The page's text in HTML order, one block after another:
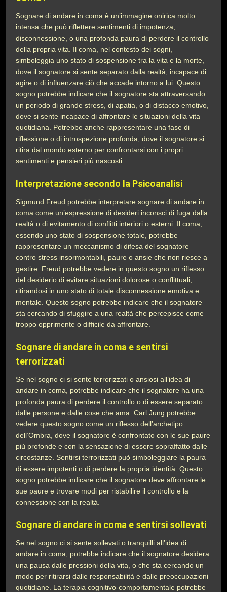
Sognare di andare in coma è un’immagine onirica molto
intensa che può riflettere sentimenti di impotenza,
disconnessione, o una profonda paura di perdere il controllo
della propria vita. Il coma, nel contesto dei sogni,
simboleggia uno stato di sospensione tra la vita e la morte,
dove il sognatore si sente separato dalla realtà, incapace di
agire o di influenzare ciò che accade intorno a lui. Questo
sogno potrebbe indicare che il sognatore sta attraversando
un periodo di grande stress, di apatia, o di distacco emotivo,
dove si sente incapace di affrontare le situazioni della vita
quotidiana. Potrebbe anche rappresentare una fase di
riflessione o di introspezione profonda, dove il sognatore si
ritira dal mondo esterno per confrontarsi con i propri
sentimenti e pensieri più nascosti.
Interpretazione secondo la Psicoanalisi
Sigmund Freud potrebbe interpretare sognare di andare in
coma come un’espressione di desideri inconsci di fuga dalla
realtà o di evitamento di conflitti interiori o esterni. Il coma,
essendo uno stato di sospensione totale, potrebbe
rappresentare un meccanismo di difesa del sognatore
contro stress insormontabili, paure o ansie che non riesce a
gestire. Freud potrebbe vedere in questo sogno un riflesso
del desiderio di evitare situazioni dolorose o conflittuali,
ritirandosi in uno stato di totale disconnessione emotiva e
mentale. Questo sogno potrebbe indicare che il sognatore
sta cercando di sfuggire a una realtà che percepisce come
troppo opprimente o difficile da affrontare.
Sognare di andare in coma e sentirsi
terrorizzati
Se nel sogno ci si sente terrorizzati o ansiosi all’idea di
andare in coma, potrebbe indicare che il sognatore ha una
profonda paura di perdere il controllo o di essere separato
dalle persone e dalle cose che ama. Carl Jung potrebbe
vedere questo sogno come un riflesso dell’archetipo
dell’Ombra, dove il sognatore è confrontato con le sue paure
più profonde e con la sensazione di essere sopraffatto dalle
circostanze. Sentirsi terrorizzati può simboleggiare la paura
di essere impotenti o di perdere la propria identità. Questo
sogno potrebbe indicare che il sognatore deve affrontare le
sue paure e trovare modi per ristabilire il controllo e la
connessione con la realtà.
Sognare di andare in coma e sentirsi sollevati
Se nel sogno ci si sente sollevati o tranquilli all’idea di
andare in coma, potrebbe indicare che il sognatore desidera
una pausa dalle pressioni della vita, o che sta cercando un
modo per ritirarsi dalle responsabilità e dalle preoccupazioni
quotidiane. La terapia cognitivo-comportamentale potrebbe